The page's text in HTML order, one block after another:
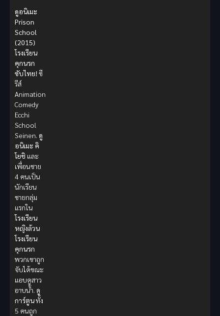
ดูอนิเมะ
Prison
School
(2015)
โรงเรียน
คุกนรก
ซับไทย! ซี
รีส์
Animation
Comedy
Ecchi
School
Seinen. ดู
อนิเมะ คิ
โยชิ และ
เพื่อนชาย
4 คนเป็น
นักเรียน
ชายกลุ่ม
แรกใน
โรงเรียน
หญิงล้วน
โรงเรียน
คุกนรก
พวกเขาถูก
จับได้ขณะ
แอบดูสาว
อาบน้ำ. ดู
การ์ตูนทั้ง
5 คนถูก